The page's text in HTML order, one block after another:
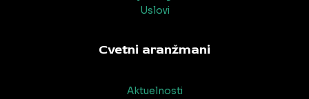
Uslovi
Cvetni aranžmani
Aktuelnosti